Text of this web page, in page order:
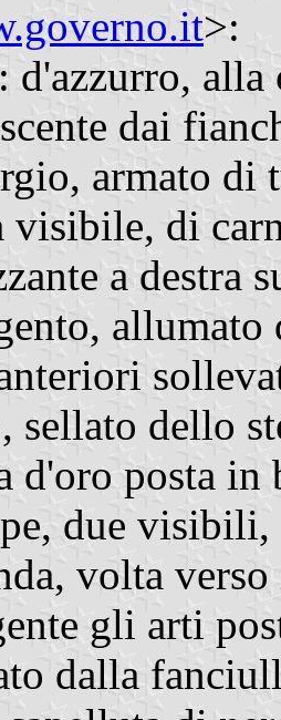
>:
alla
dai
armato di
visibile, di
a destra
sellato dello
d'oro posta
due
volta
gli arti
dalla